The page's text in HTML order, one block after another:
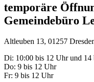
temporäre
Gemeindebüro
Altleuben 13, 01257
Di: 10:00 bis 12 Uhr und 14
Do: 9 bis 12 Uhr
Fr: 9 bis 12 Uhr